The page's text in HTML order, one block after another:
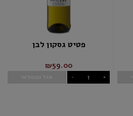
פטיט גסקון לבן
₪59.00
- +